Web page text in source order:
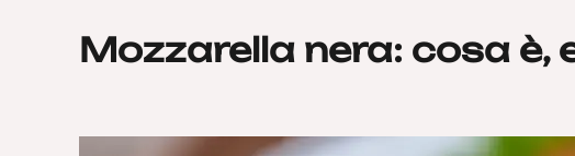
Mozzarella nera: cosa è,